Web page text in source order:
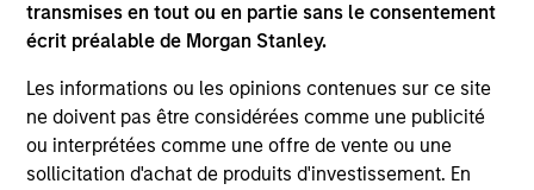
transmises en tout ou en partie sans le consentement
écrit préalable de Morgan Stanley.
Les informations ou les opinions contenues sur ce site
ne doivent pas être considérées comme une publicité
ou interprétées comme une offre de vente ou une
sollicitation d'achat de produits d'investissement. En